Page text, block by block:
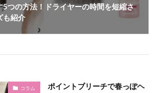
5つの方法！ドライヤーの時間を短縮さ
も紹介
コラム
ポイントブリーチで春っぽヘ